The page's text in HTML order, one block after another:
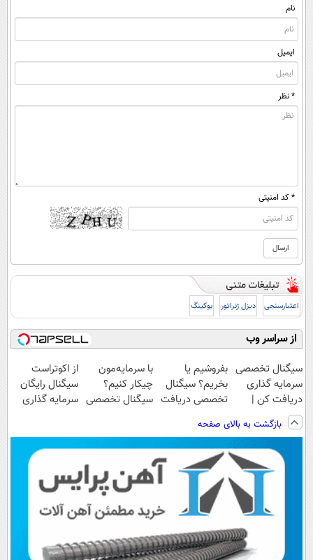
نام
ایمیل
* نظر
* کد امنیتی
اعتبارسنجی دیزل ژنراتور بوکینگ
از سراسر وب
سیگنال تخصصی
سرمایه گذاری
دریافت کن |
اشتراک رایگان
بفروشیم یا
بخریم؟ سیگنال
تخصصی دریافت
رایگان )
با سرمایه‌مون
چیکار کنیم؟
سیگنال تخصصی
از اکوتراست
سیگنال رایگان
سرمایه گذاری
بازگشت به بالای صفحه